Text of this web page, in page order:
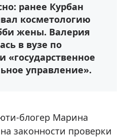
ранее Курбан
косметологию
жены. Валерия
в вузе по
«государственное
управление».
блогер Марина
законности проверки